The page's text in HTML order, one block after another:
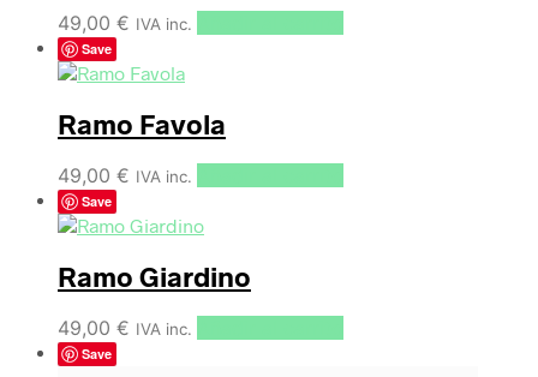
49,00 € IVA inc.
Save
Ramo Favola
49,00 € IVA inc.
Save
Ramo Giardino
49,00 € IVA inc.
Save